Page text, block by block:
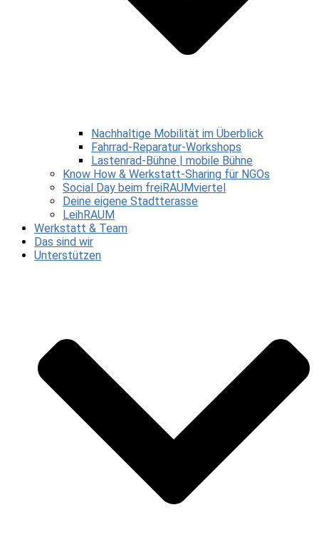
Nachhaltige Mobilität im Überblick
Fahrrad-Reparatur-Workshops
Lastenrad-Bühne | mobile Bühne
Know How & Werkstatt-Sharing für NGOs
Social Day beim freiRAUMviertel
Deine eigene Stadtterasse
LeihRAUM
Werkstatt & Team
Das sind wir
Unterstützen